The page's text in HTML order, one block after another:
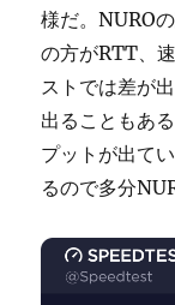
様だ。NURO
の方がRTT、
ストでは差が
出ることもあ
プットが出て
るので多分